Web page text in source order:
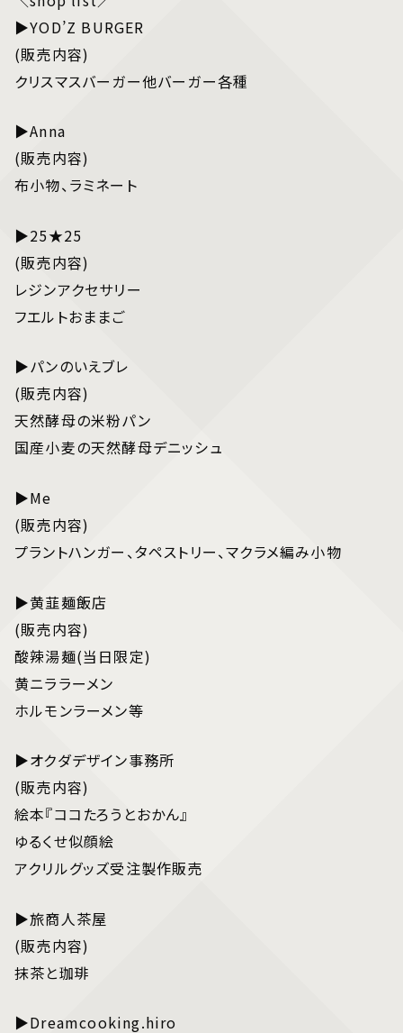
▶YOD’Z BURGER
(販売内容)
クリスマスバーガー他バーガー各種
▶Anna
(販売内容)
布小物、ラミネート
▶25★25
(販売内容)
レジンアクセサリー
フエルトおままご
▶パンのいえブレ
(販売内容)
天然酵母の米粉パン
国産小麦の天然酵母デニッシュ
▶Me
(販売内容)
プラントハンガー、タペストリー、マクラメ編み小物
▶黄韮麺飯店
(販売内容)
酸辣湯麺(当日限定)
黄ニララーメン
ホルモンラーメン等
▶オクダデザイン事務所
(販売内容)
絵本『ココたろうとおかん』
ゆるくせ似顔絵
アクリルグッズ受注製作販売
▶旅商人茶屋
(販売内容)
抹茶と珈琲
▶Dreamcooking.hiro